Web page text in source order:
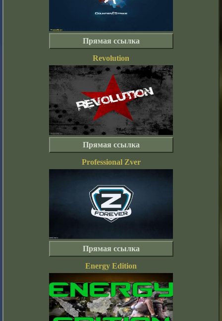
Прямая ссылка
Revolution
Прямая ссылка
Professional Zver
Прямая ссылка
Energy Edition